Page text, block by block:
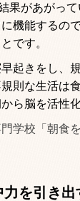
果があがっ
機能するの
です。
起きをし、
則な生活は
ら脳を活性
学校「朝食
を引き出